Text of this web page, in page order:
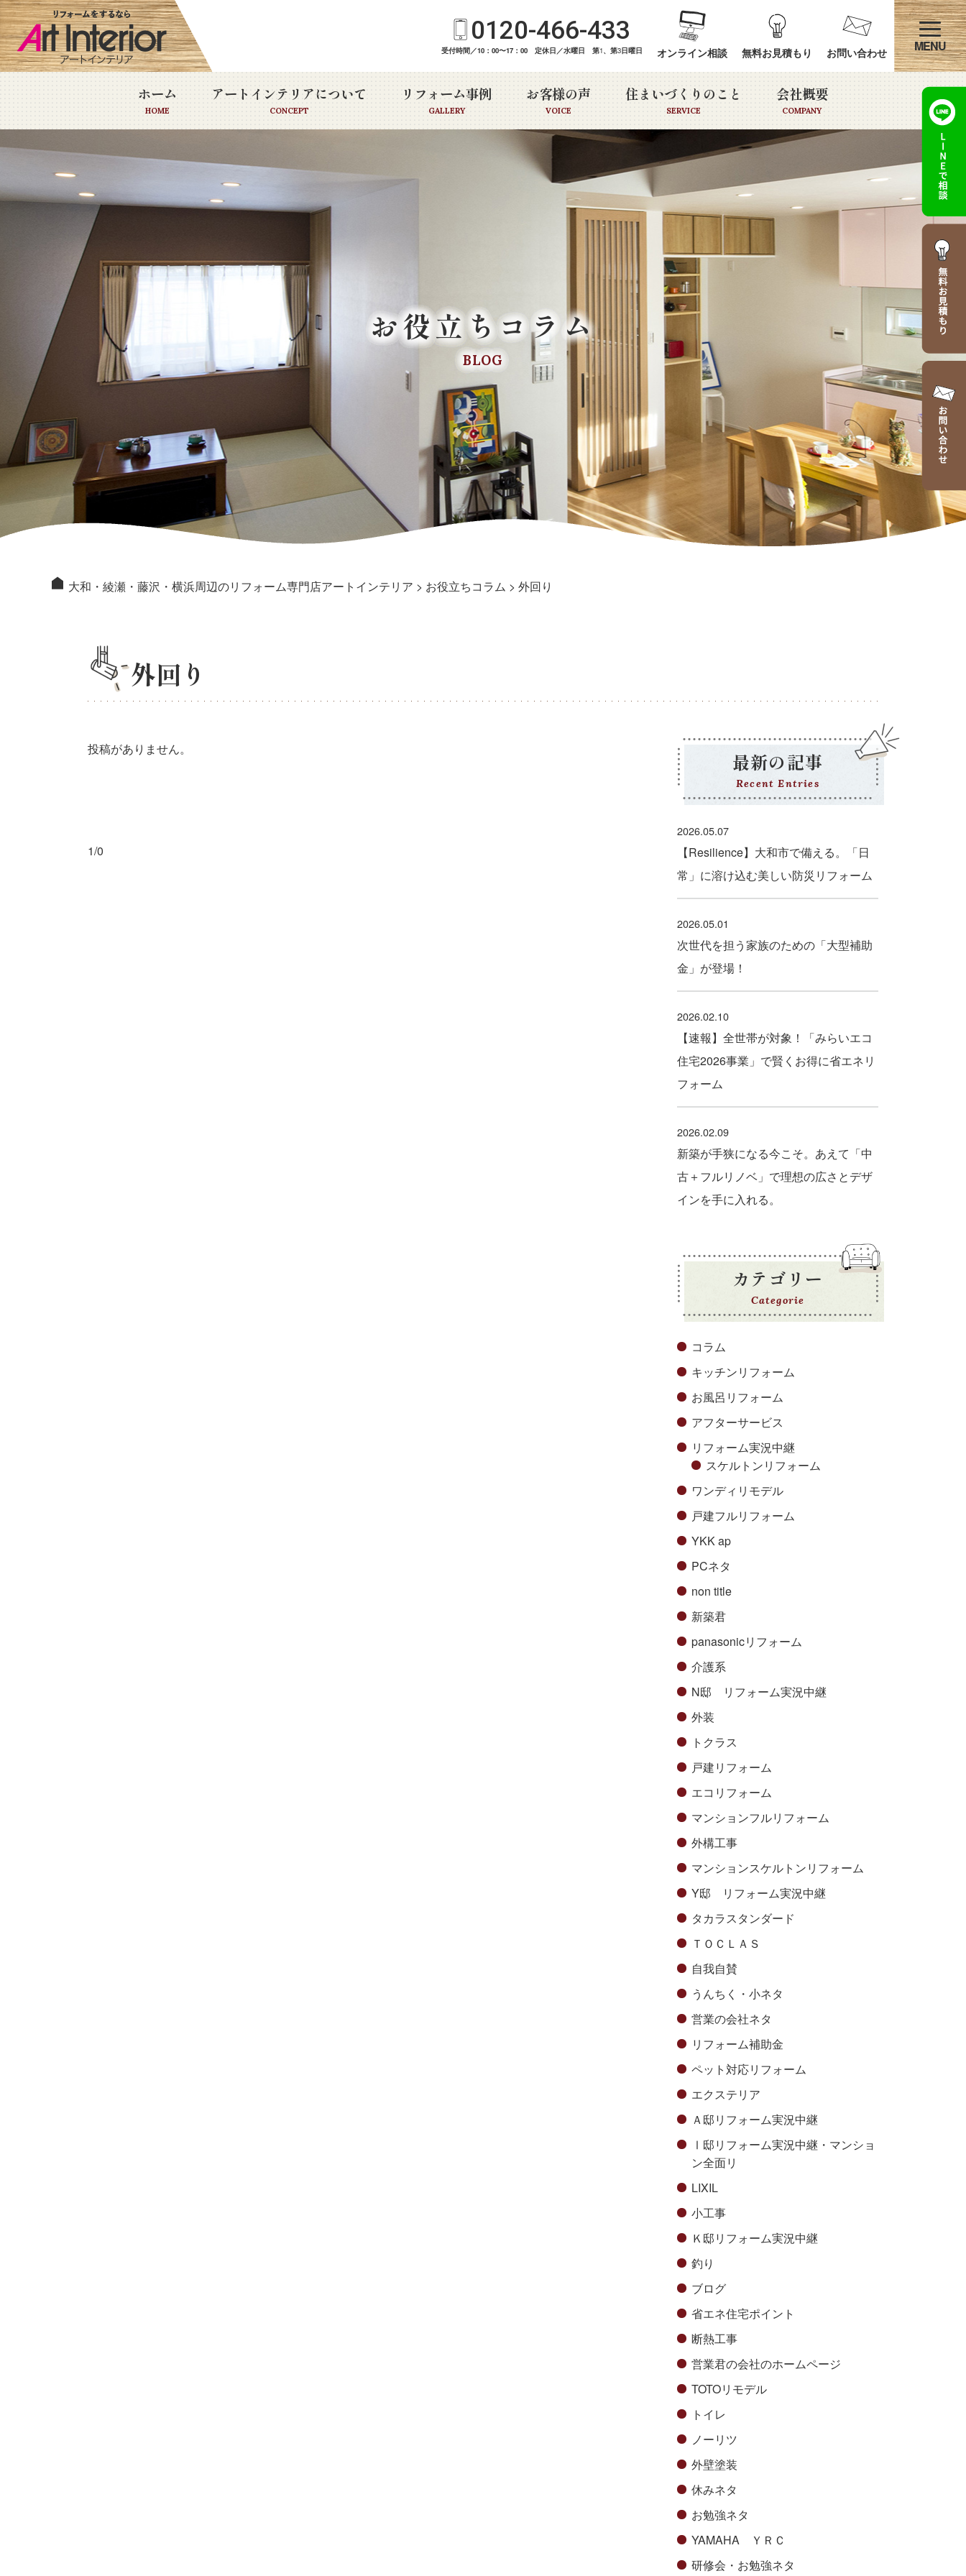
0120-466-433
受付時間／10：00〜17：00 定休日／水曜日 第1 、第3日曜日 オンライン相談 無料お見積もり お問い合わせ
ホーム
HOME
アートインテリアについて
CONCEPT
リフォーム事例
GALLERY
お客様の声
VOICE
住まいづくりのこと
SERVICE
会社概要
COMPANY
お役立ちコラム
BLOG
大和・綾瀬・藤沢・横浜周辺のリフォーム専門店アートインテリア > お役立ちコラム > 外回り
外回り
投稿がありません。
1/0
最新の記事
Recent Entries
2026.05.07
【Resilience】大和市で備える。「日
常」に溶け込む美しい防災リフォーム
2026.05.01
次世代を担う家族のための「大型補助
金」が登場！
2026.02.10
【速報】全世帯が対象！「みらいエコ
住宅2026事業」で賢くお得に省エネリ
フォーム
2026.02.09
新築が手狭になる今こそ。あえて「中
古＋フルリノベ」で理想の広さとデザ
インを手に入れる。
カテゴリー
Categorie
コラム
キッチンリフォーム
お風呂リフォーム
アフターサービス
リフォーム実況中継
スケルトンリフォーム
ワンディリモデル
戸建フルリフォーム
YKK ap
PCネタ
non title
新築君
panasonicリフォーム
介護系
N邸 リフォーム実況中継
外装
トクラス
戸建リフォーム
エコリフォーム
マンションフルリフォーム
外構工事
マンションスケルトンリフォーム
Y邸 リフォーム実況中継
タカラスタンダード
ＴＯＣＬＡＳ
自我自賛
うんちく・小ネタ
営業の会社ネタ
リフォーム補助金
ペット対応リフォーム
エクステリア
Ａ邸リフォーム実況中継
Ⅰ邸リフォーム実況中継・マンショ
ン全面リ
LIXIL
小工事
Ｋ邸リフォーム実況中継
釣り
ブログ
省エネ住宅ポイント
断熱工事
営業君の会社のホームページ
TOTOリモデル
トイレ
ノーリツ
外壁塗装
休みネタ
お勉強ネタ
YAMAHA ＹＲＣ
研修会・お勉強ネタ